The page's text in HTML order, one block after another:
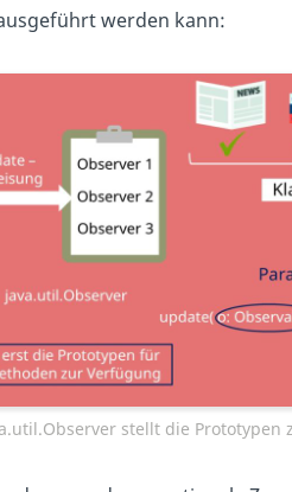
werden kann:
stellt die Prototypen